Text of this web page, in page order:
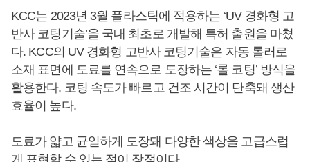
KCC는 2023년 3월 플라스틱에 적용하는 ‘UV 경화형 고
반사 코팅기술’을 국내 최초로 개발해 특허 출원을 마쳤
다. KCC의 UV 경화형 고반사 코팅기술은 자동 롤러로
소재 표면에 도료를 연속으로 도장하는 ‘롤 코팅’ 방식을
활용한다. 코팅 속도가 빠르고 건조 시간이 단축돼 생산
효율이 높다.
도료가 얇고 균일하게 도장돼 다양한 색상을 고급스럽
게 표현할 수 있는 점이 장점이다.